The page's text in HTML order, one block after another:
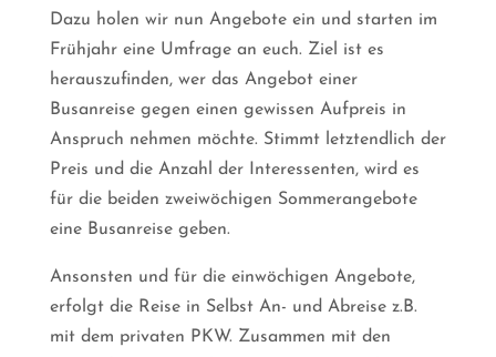
Dazu holen wir nun Angebote ein und starten im
Frühjahr eine Umfrage an euch. Ziel ist es
herauszufinden, wer das Angebot einer
Busanreise gegen einen gewissen Aufpreis in
Anspruch nehmen möchte. Stimmt letztendlich der
Preis und die Anzahl der Interessenten, wird es
für die beiden zweiwöchigen Sommerangebote
eine Busanreise geben.
Ansonsten und für die einwöchigen Angebote,
erfolgt die Reise in Selbst An- und Abreise z.B.
mit dem privaten PKW. Zusammen mit den